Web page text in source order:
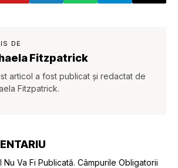
DE
Fitzpatrick
articol a fost publicat și redactat de
Fitzpatrick.
Nu Va Fi Publicată. Câmpurile Obligatorii